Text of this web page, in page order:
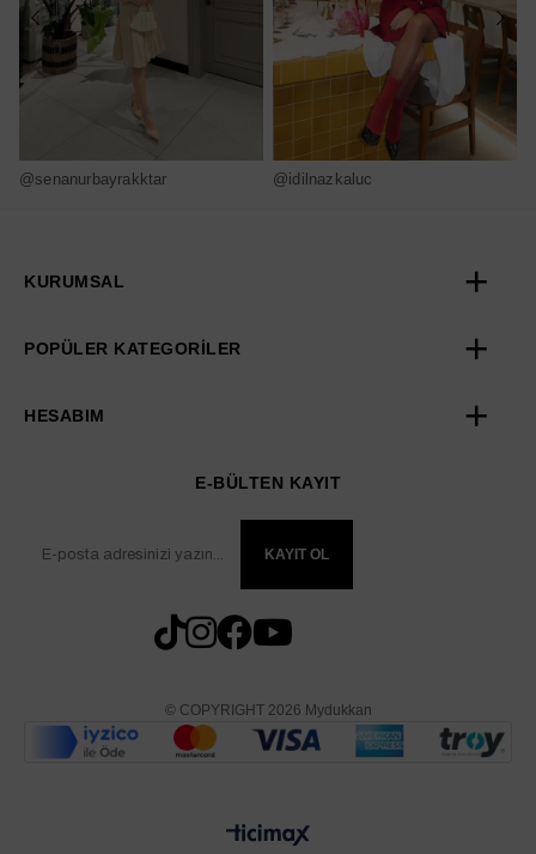
@senanurbayrakktar @idilnazkaluc
KURUMSAL
POPÜLER KATEGORİLER
HESABIM
E-BÜLTEN KAYIT
KAYIT OL
© COPYRIGHT 2026 Mydukkan